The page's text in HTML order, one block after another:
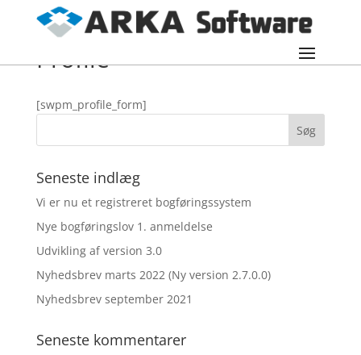
Profile
[swpm_profile_form]
Seneste indlæg
Vi er nu et registreret bogføringssystem
Nye bogføringslov 1. anmeldelse
Udvikling af version 3.0
Nyhedsbrev marts 2022 (Ny version 2.7.0.0)
Nyhedsbrev september 2021
Seneste kommentarer